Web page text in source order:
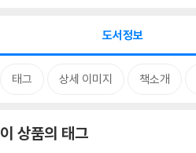
도서정보
태그 상세 이미지 책소개
이 상품의 태그